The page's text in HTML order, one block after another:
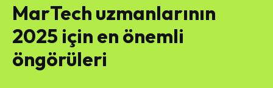
MarTech uzmanlarının
2025 için en önemli
öngörüleri